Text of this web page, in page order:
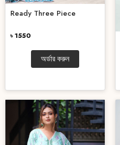
Ready Three Piece
৳ 1550
অর্ডার করুন